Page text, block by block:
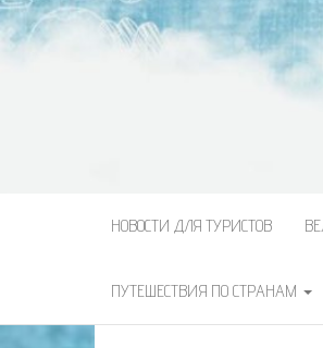
НОВОСТИ ДЛЯ ТУРИСТОВ
ПУТЕШЕСТВИЯ ПО СТРАНАМ